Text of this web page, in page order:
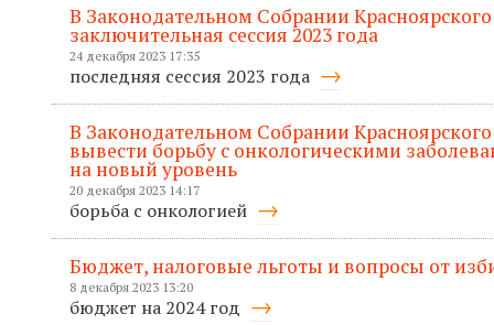
В Законодательном Собрании
заключительная сессия 2023 года
24 декабря 2023 17:35
последняя сессия 2023 года
В Законодательном Собрании
вывести борьбу с онкологическими
на новый уровень
20 декабря 2023 14:17
борьба с онкологией
Бюджет, налоговые льготы и вопросы от
8 декабря 2023 13:20
бюджет на 2024 год